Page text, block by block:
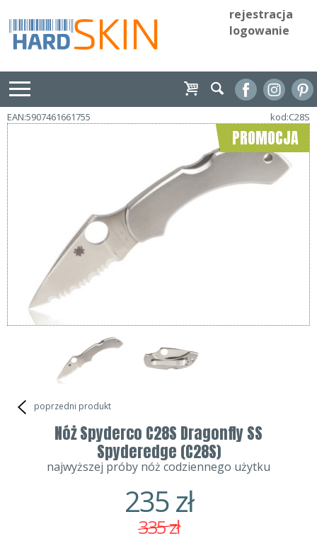
rejestracja
logowanie
EAN:5907461661755 kod:C28S
PROMOCJA
poprzedni produkt
Nóż Spyderco C28S Dragonfly SS
Spyderedge (C28S)
najwyższej próby nóż codziennego użytku
235zł
335zł